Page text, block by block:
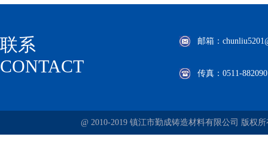
联系
CONTACT
邮箱：
传真：0511-
@ 2010-2019 镇江市勤成铸造材料有限公司 版权